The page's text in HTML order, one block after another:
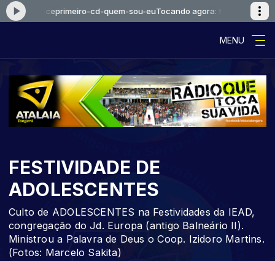
voceprimeiro-cd-quem-sou-euTocando agora: falcaoejosue-
MENU
FESTIVIDADE DE
ADOLESCENTES
Culto de ADOLESCENTES na Festividades da IEAD,
congregação do Jd. Europa (antigo Balneário II).
Ministrou a Palavra de Deus o Coop. Izidoro Martins.
(Fotos: Marcelo Sakita)